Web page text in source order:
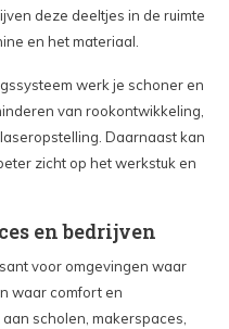
deze deeltjes in de ruimte
en het materiaal.
werk je schoner en
van rookontwikkeling,
Daarnaast kan
zicht op het werkstuk en
en bedrijven
voor omgevingen waar
waar comfort en
scholen, makerspaces,